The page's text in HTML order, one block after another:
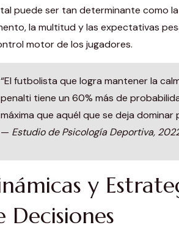
puede ser tan determinante como
la multitud y las expectativas
motor de los jugadores.
“El futbolista que logra mantener la
penalti tiene un 60% más de
máxima que aquél que se deja dominar
— Estudio de Psicología Deportiva,
y
Decisiones